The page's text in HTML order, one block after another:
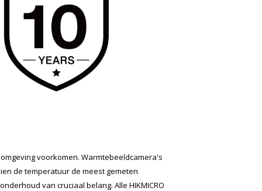
voorkomen. Warmtebeeldcamera's
de temperatuur de meest gemeten
van cruciaal belang. Alle HIKMICRO